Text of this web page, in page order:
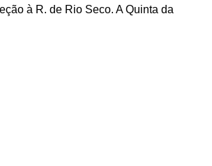
à R. de Rio Seco. A Quinta da